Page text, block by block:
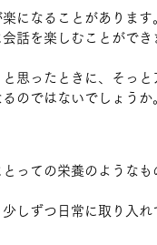
になることがあります
話を楽しむことができ
思ったときに、そっと
のではないでしょうか
っての栄養のようなも
しずつ日常に取り入れ